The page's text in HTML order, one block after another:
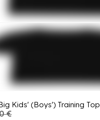
Kids' (Boys') Training Top
€